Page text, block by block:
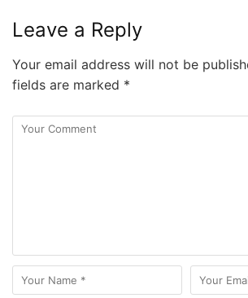
Leave a Reply
Your email address will not be
fields are marked *